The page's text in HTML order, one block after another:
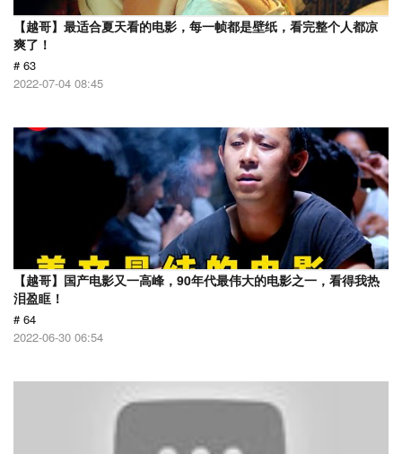
【越哥】最适合夏天看的电影，每一帧都是壁纸，看完整个人都凉
爽了！
# 63
2022-07-04 08:45
【越哥】国产电影又一高峰，90年代最伟大的电影之一，看得我热
泪盈眶！
# 64
2022-06-30 06:54